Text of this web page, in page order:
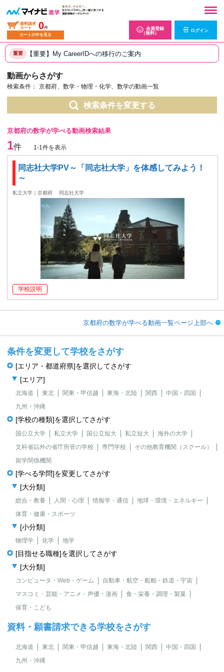
資料請求
カート
0件
カートの中を見る
会員登録
（無料）
ログイン
重要 【重要】My CareerIDへの移行のご案内
動画からさがす
検索条件： 京都府、数学・物理・化学、数学の動画一覧
検索条件を変更する
京都府の数学が学べる動画検索結果
1件 1-1件を表示
同志社大学PV～「同志社大学」を体感してみよう！
～
私立大学｜京都府 同志社大学
学校説明
京都府の数学が学べる動画一覧ページ上部へ
条件を変更して学校をさがす
[エリア・都道府県]を選択してさがす
[エリア]
北海道 東北 関東・甲信越 東海・北陸 関西
中国・四国
九州・沖縄
[学校の種類]を選択してさがす
国公立大学 私立大学 国公立短大 私立短大
海外の大学
文科省以外の省庁所管の学校
専門学校
その他教育機関（スクール）
留学関係機関
[学べる学問]を変更してさがす
[大分類]
総合・教養 人間・心理 情報学・通信
地球・環境・エネルギー
体育・健康・スポーツ
[小分類]
物理学 化学 地学
[目指せる職種]を選択してさがす
[大分類]
コンピュータ・Web・ゲーム
自動車・航空・船舶・鉄道・宇宙
マスコミ・芸能・アニメ・声優・漫画
食・栄養・調理・製菓
保育・こども
資料・願書請求できる学校をさがす
北海道 東北 関東・甲信越 東海・北陸 関西
中国・四国
九州・沖縄